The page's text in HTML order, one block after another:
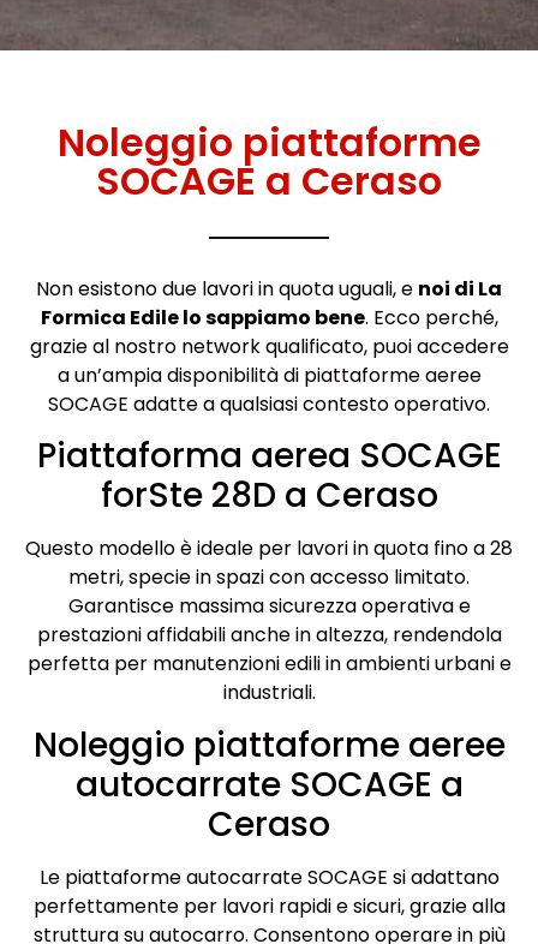
Noleggio piattaforme
SOCAGE a Ceraso
Non esistono due lavori in quota uguali, e noi di La
Formica Edile lo sappiamo bene. Ecco perché,
grazie al nostro network qualificato, puoi accedere
a un’ampia disponibilità di piattaforme aeree
SOCAGE adatte a qualsiasi contesto operativo.
Piattaforma aerea SOCAGE
forSte 28D a Ceraso
Questo modello è ideale per lavori in quota fino a 28
metri, specie in spazi con accesso limitato.
Garantisce massima sicurezza operativa e
prestazioni affidabili anche in altezza, rendendola
perfetta per manutenzioni edili in ambienti urbani e
industriali.
Noleggio piattaforme aeree
autocarrate SOCAGE a
Ceraso
Le piattaforme autocarrate SOCAGE si adattano
perfettamente per lavori rapidi e sicuri, grazie alla
struttura su autocarro. Consentono operare in più